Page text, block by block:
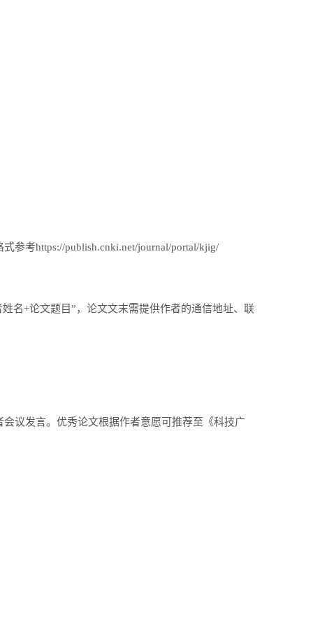
参考https://publish.cnki.net/journal/portal/kjig/
名+论文题目”，论文文末需提供作者的通信地址、联
议发言。优秀论文根据作者意愿可推荐至《科技广